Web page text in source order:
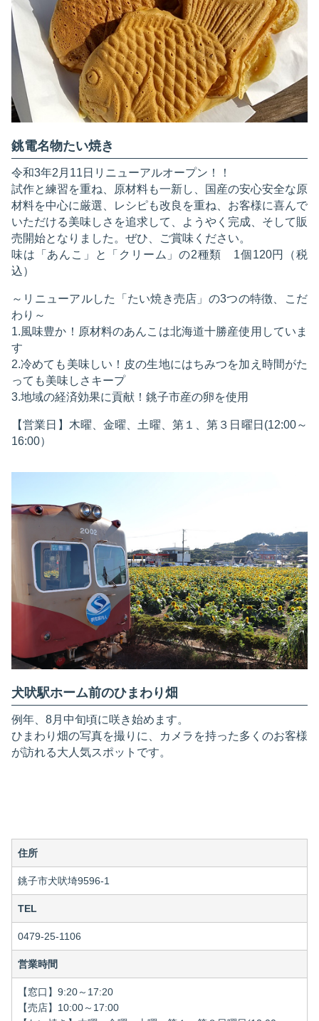
銚電名物たい焼き
令和3年2月11日リニューアルオープン！！
試作と練習を重ね、原材料も一新し、国産の安心安全な原
材料を中心に厳選、レシピも改良を重ね、お客様に喜んで
いただける美味しさを追求して、ようやく完成、そして販
売開始となりました。ぜひ、ご賞味ください。
味は「あんこ」と「クリーム」の2種類 1個120円（税
込）
～リニューアルした「たい焼き売店」の3つの特徴、こだ
わり～
1.風味豊か！原材料のあんこは北海道十勝産使用していま
す
2.冷めても美味しい！皮の生地にはちみつを加え時間がた
っても美味しさキープ
3.地域の経済効果に貢献！銚子市産の卵を使用
【営業日】木曜、金曜、土曜、第１、第３日曜日(12:00～
16:00）
犬吠駅ホーム前のひまわり畑
例年、8月中旬頃に咲き始めます。
ひまわり畑の写真を撮りに、カメラを持った多くのお客様
が訪れる大人気スポットです。
住所
銚子市犬吠埼9596-1
TEL
0479-25-1106
営業時間
【窓口】9:20～17:20
【売店】10:00～17:00